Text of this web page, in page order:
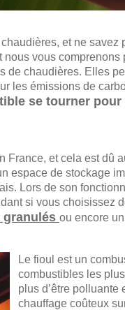
et ne
vous
chaudières. Elles
les émissions de
se tourner pour
France, et cela est dû
espace de stockage
Lors de son
si vous choisissez
granulés ou encore un
Le fioul est un
combustibles les
plus d’être
chauffage coûteux